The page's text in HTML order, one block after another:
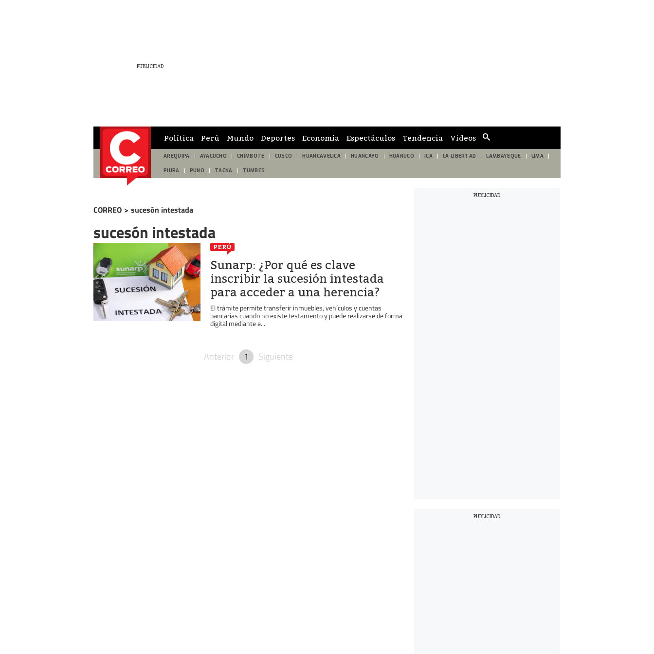
de
búsqueda
Política Perú Mundo Deportes Economía Espectáculos Tendencia Videos
AREQUIPA AYACUCHO CHIMBOTE CUSCO HUANCAVELICA HUANCAYO HUÁNUCO ICA LA LIBERTAD LAMBAYEQUE LIMA
PIURA PUNO TACNA TUMBES
CORREO > sucesón intestada
sucesón intestada
PERÚ
Sunarp: ¿Por qué es clave
inscribir la sucesión intestada
para acceder a una herencia?
El trámite permite transferir inmuebles, vehículos y cuentas
bancarias cuando no existe testamento y puede realizarse de forma
digital mediante e...
Anterior 1 Siguiente